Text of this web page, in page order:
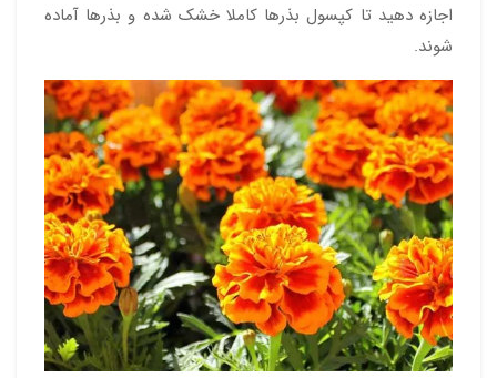
اجازه دهید تا کپسول بذرها کاملا خشک شده و بذرها آماده
شوند.